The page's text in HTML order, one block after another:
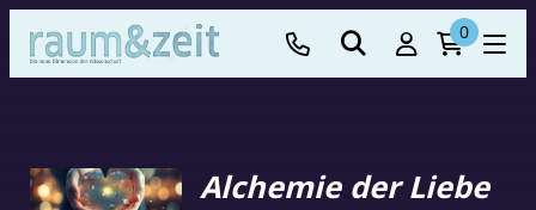
0
Alchemie der Liebe